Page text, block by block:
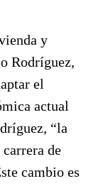
y
Rodríguez,
el
actual
“la
de
cambio es